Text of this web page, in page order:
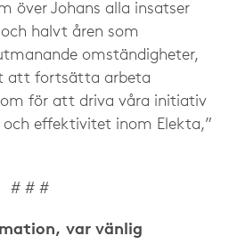
över Johans alla insatser
halvt åren som
omständigheter,
att fortsätta arbeta
för att driva våra initiativ
effektivitet inom Elekta,”
# # #
var vänlig